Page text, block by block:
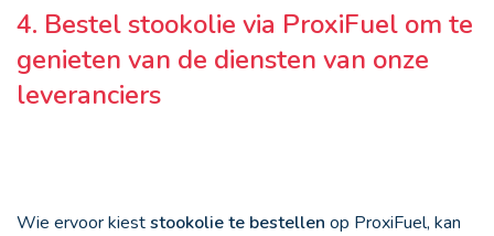
4. Bestel stookolie via ProxiFuel om te
genieten van de diensten van onze
leveranciers
Wie ervoor kieststookolie te bestellen op ProxiFuel, kan